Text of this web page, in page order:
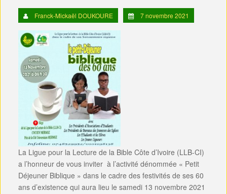
Franck-Mickaël DOUKOURE 7 novembre 2021
La Ligue pour la Lecture de la Bible Côte d’Ivoire (LLB-CI)
a l’honneur de vous inviter à l’activité dénommée « Petit
Déjeuner Biblique » dans le cadre des festivités de ses 60
ans d’existence qui aura lieu le samedi 13 novembre 2021